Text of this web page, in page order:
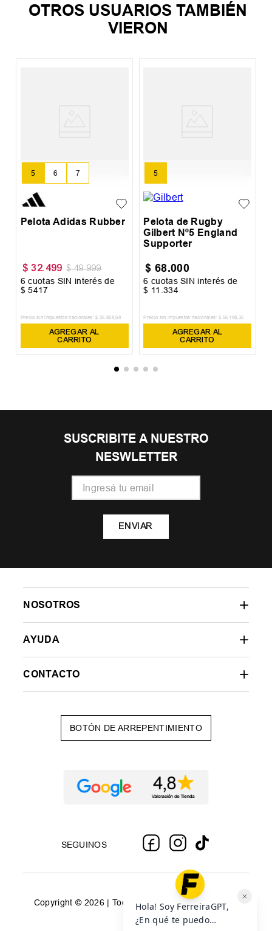
OTROS USUARIOS TAMBIÉN
VIERON
5 6 7
Pelota Adidas Rubber
$ 32. 499 $ 49.999
6 cuotas SIN interés de
$ 5417
Precio sin impuestos nacionales: $ 26 .858,68
AGREGAR AL
CARRITO
5
Pelota de Rugby
Gilbert Nº5 England
Supporter
$ 68.000
6 cuotas SIN interés de
$ 11 334
Precio sin impuestos nacionales: $ 56.198,35
AGREGAR AL
CARRITO
SUSCRIBITE A NUESTRO
NESWLETTER
ENVIAR
NOSOTROS
AYUDA
CONTACTO
BOTÓN DE ARREPENTIMIENTO
SEGUINOS
Copyright © 2026 | Todos los derechos reservados